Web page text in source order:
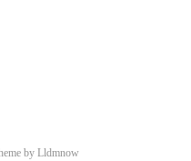
by Lldmnow